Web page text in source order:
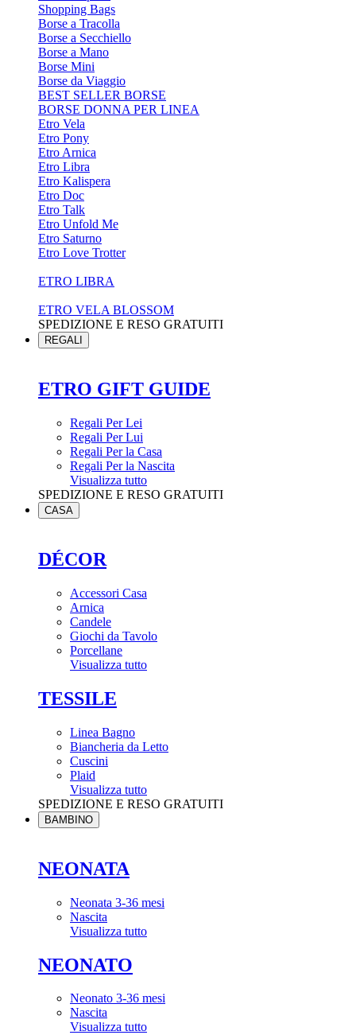
Shopping Bags
Borse a Tracolla
Borse a Secchiello
Borse a Mano
Borse Mini
Borse da Viaggio
BEST SELLER BORSE
BORSE DONNA PER LINEA
Etro Vela
Etro Pony
Etro Arnica
Etro Libra
Etro Kalispera
Etro Doc
Etro Talk
Etro Unfold Me
Etro Saturno
Etro Love Trotter
ETRO LIBRA
ETRO VELA BLOSSOM
SPEDIZIONE E RESO GRATUITI
REGALI
ETRO GIFT GUIDE
Regali Per Lei
Regali Per Lui
Regali Per la Casa
Regali Per la Nascita
Visualizza tutto
SPEDIZIONE E RESO GRATUITI
CASA
DÉCOR
Accessori Casa
Arnica
Candele
Giochi da Tavolo
Porcellane
Visualizza tutto
TESSILE
Linea Bagno
Biancheria da Letto
Cuscini
Plaid
Visualizza tutto
SPEDIZIONE E RESO GRATUITI
BAMBINO
NEONATA
Neonata 3-36 mesi
Nascita
Visualizza tutto
NEONATO
Neonato 3-36 mesi
Nascita
Visualizza tutto